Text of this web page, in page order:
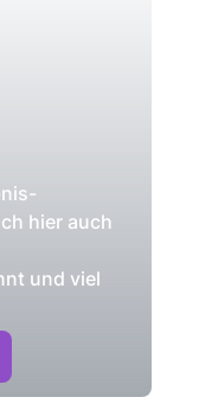
hier auch
und viel